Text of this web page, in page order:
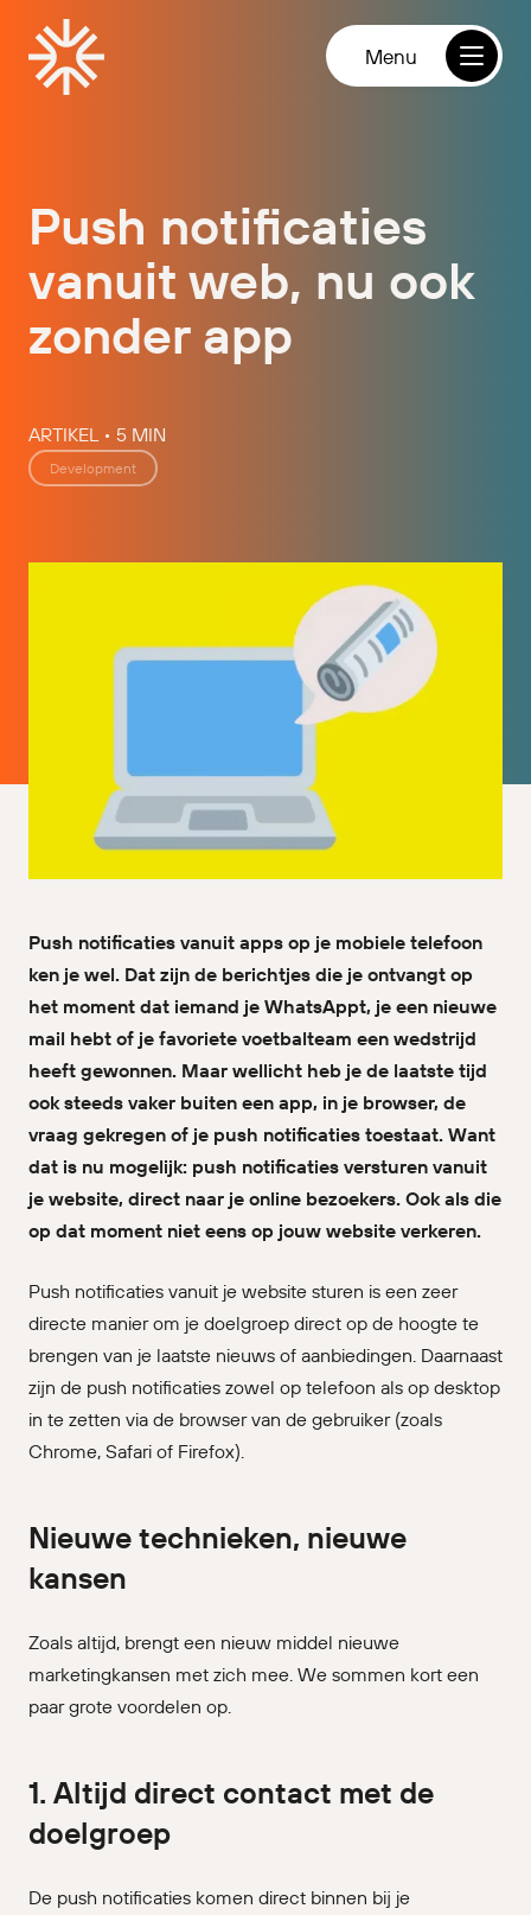
Direct naar de inhoud
Homepage
open
Menu
Push notificaties
vanuit web, nu ook
zonder app
ARTIKEL • 5 MIN
Development
Push notificaties vanuit apps op je mobiele telefoon
ken je wel. Dat zijn de berichtjes die je ontvangt op
het moment dat iemand je WhatsAppt, je een nieuwe
mail hebt of je favoriete voetbalteam een wedstrijd
heeft gewonnen. Maar wellicht heb je de laatste tijd
ook steeds vaker buiten een app, in je browser, de
vraag gekregen of je push notificaties toestaat. Want
dat is nu mogelijk: push notificaties versturen vanuit
je website, direct naar je online bezoekers. Ook als die
op dat moment niet eens op jouw website verkeren.
Push notificaties vanuit je website sturen is een zeer
directe manier om je doelgroep direct op de hoogte te
brengen van je laatste nieuws of aanbiedingen. Daarnaast
zijn de push notificaties zowel op telefoon als op desktop
in te zetten via de browser van de gebruiker (zoals
Chrome, Safari of Firefox).
Nieuwe technieken, nieuwe
kansen
Zoals altijd, brengt een nieuw middel nieuwe
marketingkansen met zich mee. We sommen kort een
paar grote voordelen op.
1. Altijd direct contact met de
doelgroep
De push notificaties komen direct binnen bij je